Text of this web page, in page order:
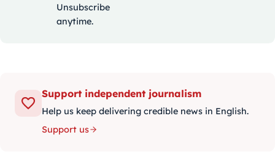
Unsubscribe
anytime.
Support independent journalism
Help us keep delivering credible news in English.
Support us